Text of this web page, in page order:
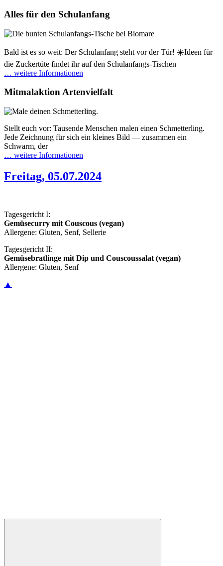
Alles für den Schulanfang
Bald ist es so weit: Der Schulanfang steht vor der Tür! ☀️Ideen für
die Zuckertüte findet ihr auf den Schulanfangs-Tischen
… weitere Informationen
Mitmalaktion Artenvielfalt
Stellt euch vor: Tausende Menschen malen einen Schmetterling.
Jede Zeichnung für sich ein kleines Bild — zusammen ein
Schwarm, der
… weitere Informationen
Freitag, 05.07.2024
Tagesgericht I:
Gemüsecurry mit Couscous (vegan)
Allergene: Gluten, Senf, Sellerie
Tagesgericht II:
Gemüsebratlinge mit Dip und Couscoussalat (vegan)
Allergene: Gluten, Senf
▲